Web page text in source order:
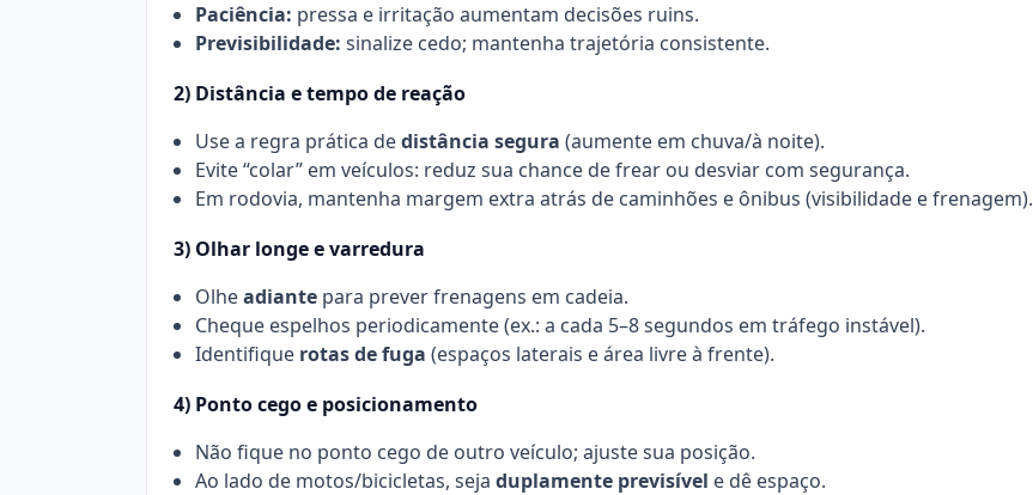
Paciência: pressa e irritação aumentam decisões ruins.
Previsibilidade: sinalize cedo; mantenha trajetória consistente.
2) Distância e tempo de reação
Use a regra prática dedistância segura (aumente em chuva/à noite).
Evite “colar” em veículos: reduz sua chance de frear ou desviar com segurança.
Em rodovia, mantenha margem extra atrás de caminhões e ônibus (visibilidade e frenagem).
3) Olhar longe e varredura
Olheadiante para prever frenagens em cadeia.
Cheque espelhos periodicamente (ex.: a cada 5–8 segundos em tráfego instável).
Identifique rotas de fuga (espaços laterais e área livre à frente).
4) Ponto cego e posicionamento
Não fique no ponto cego de outro veículo; ajuste sua posição.
Ao lado de motos/bicicletas, seja duplamente previsível e dê espaço.